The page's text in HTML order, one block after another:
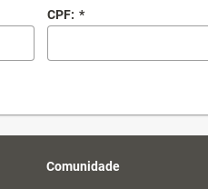
CPF: *
Comunidade